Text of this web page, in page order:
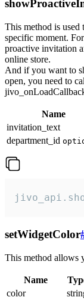
This method is
specific moment.
proactive invitation
online store.
And if you want to
open, you need to
Name
invitation_text
department_id
setWidgetColor
This method allows
Name
color